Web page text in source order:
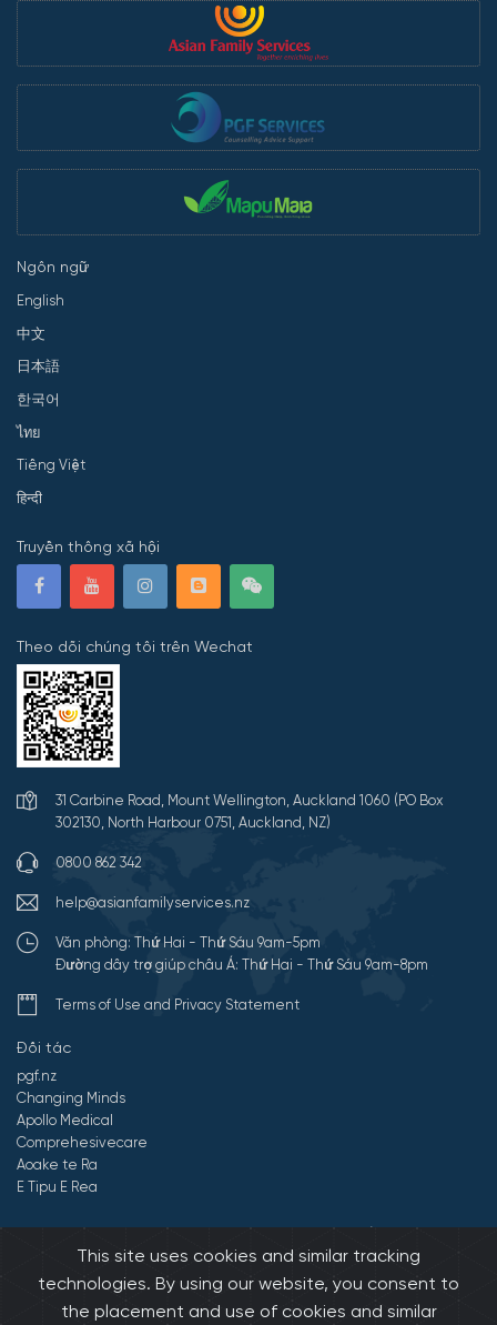
Ngôn ngữ
English
中文
日本語
한국어
ไทย
Tiếng Việt
हिन्दी
Truyền thông xã hội
Theo dõi chúng tôi trên Wechat
31 Carbine Road, Mount Wellington, Auckland 1060 (PO Box
302130, North Harbour 0751, Auckland, NZ)
0800 862 342
help@asianfamilyservices.nz
Văn phòng: Thứ Hai - Thứ Sáu 9am-5pm
Đường dây trợ giúp châu Á: Thứ Hai - Thứ Sáu 9am-8pm
Terms of Use and Privacy Statement
Đối tác
pgf.nz
Changing Minds
Apollo Medical
Comprehesivecare
Aoake te Ra
E Tipu E Rea
Onedash.biz
This site uses cookies and similar tracking
technologies. By using our website, you consent to
the placement and use of cookies and similar